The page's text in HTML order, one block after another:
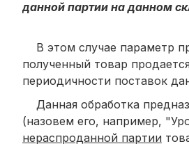
данной партии на данном
В этом случае параметр
полученный товар
периодичности поставок
Данная обработка
(назовем его, например,
нераспроданной партии